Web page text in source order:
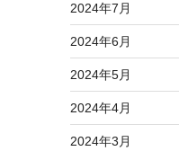
2024年7月
2024年6月
2024年5月
2024年4月
2024年3月